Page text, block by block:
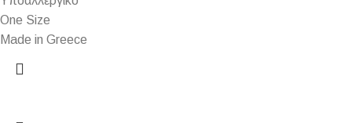
One Size
Made in Greece